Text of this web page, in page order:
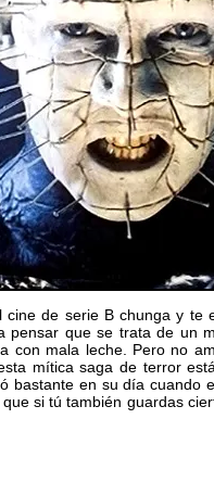
de serie B chunga y te
pensar que se trata de un
con mala leche. Pero no
mítica saga de terror
bastante en su día cuando
si tú también guardas